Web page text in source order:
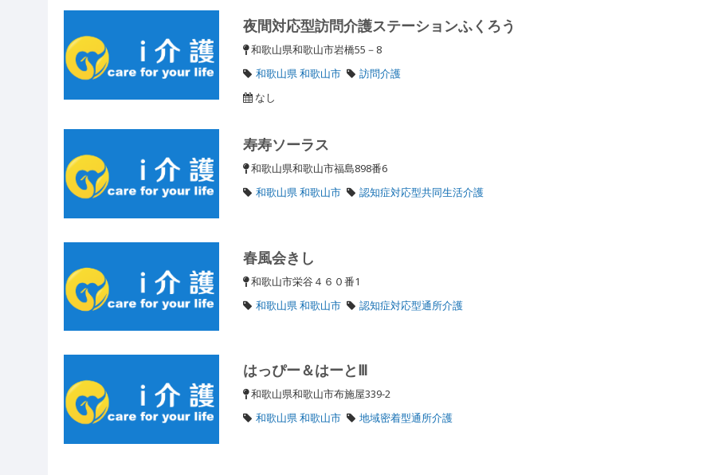
夜間対応型訪問介護ステーションふくろう
和歌山県和歌山市岩橋55－8
和歌山県 和歌山市
訪問介護
なし
寿寿ソーラス
和歌山県和歌山市福島898番6
和歌山県 和歌山市
認知症対応型共同生活介護
春風会きし
和歌山市栄谷４６０番1
和歌山県 和歌山市
認知症対応型通所介護
はっぴー＆はーとⅢ
和歌山県和歌山市布施屋339-2
和歌山県 和歌山市
地域密着型通所介護